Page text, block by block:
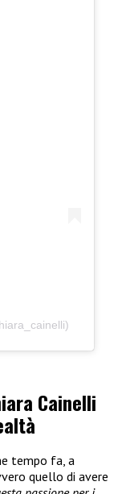
Cainelli
tempo fa, a
quello di avere